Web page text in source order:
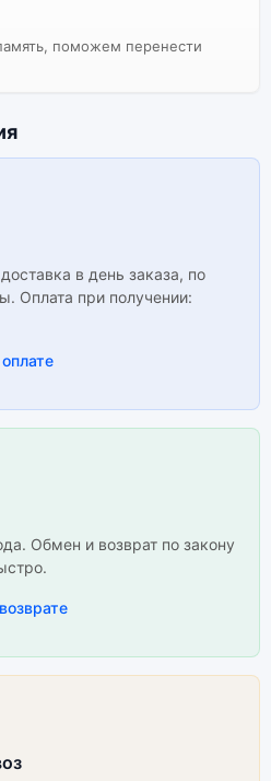
поможем перенести
в день заказа, по
Оплата при получении:
Обмен и возврат по закону